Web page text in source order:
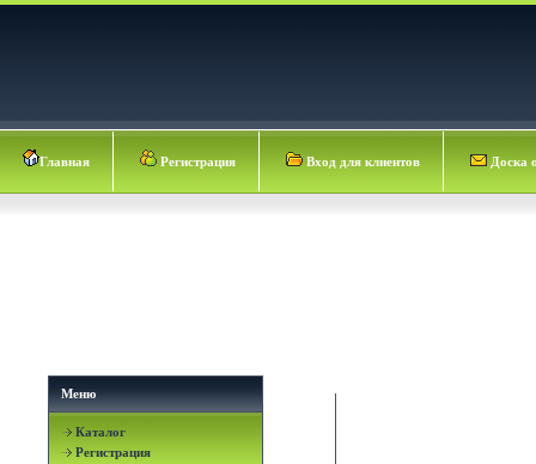
Главная Регистрация Вход для клиентов Доска
Меню
Каталог
Регистрация